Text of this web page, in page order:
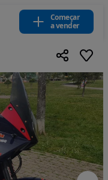
Começar
a vender